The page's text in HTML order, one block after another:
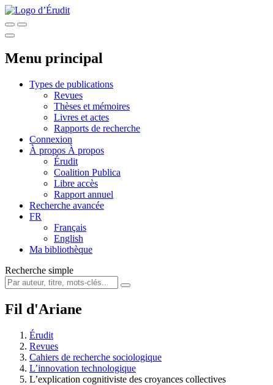
Menu principal
Types de publications
Revues
Thèses et mémoires
Livres et actes
Rapports de recherche
Connexion
À propos À propos
Érudit
Coalition Publica
Libre accès
Rapport annuel
Recherche avancée
FR
Français
English
Ma bibliothèque
Recherche simple
Fil d'Ariane
Érudit
Revues
Cahiers de recherche sociologique
L’innovation technologique
L’explication cognitiviste des croyances collectives